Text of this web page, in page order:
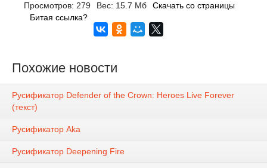
Просмотров: 279 Вес: 15.7 Мб
Скачать со страницы
Битая ссылка?
Похожие новости
Русификатор Defender of the Crown: Heroes Live Forever
(текст)
Русификатор Aka
Русификатор Deepening Fire